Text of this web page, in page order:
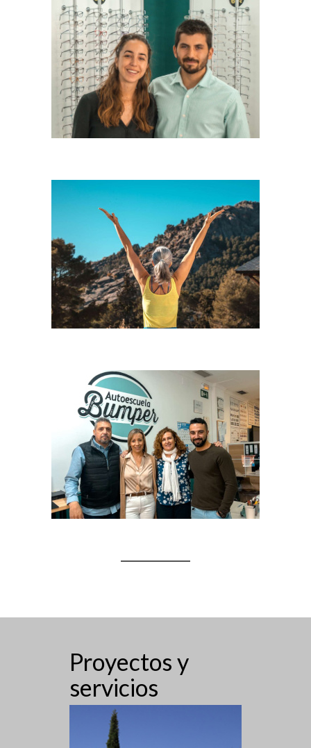
Proyectos y
servicios